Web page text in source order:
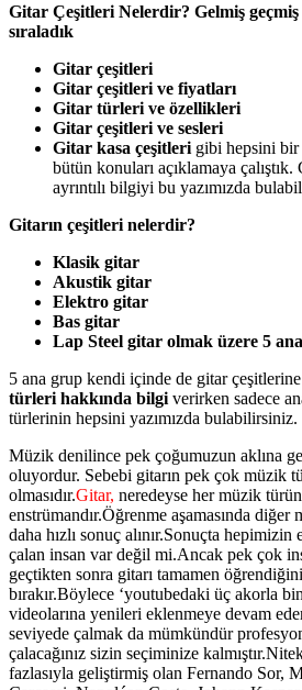
Gitar Çeşitleri Nelerdir? Gelmiş
sıraladık
Gitar çeşitleri
Gitar çeşitleri ve fiyatları
Gitar türleri ve özellikleri
Gitar çeşitleri ve sesleri
Gitar kasa çeşitleri gibi hepsini bir
bütün konuları açıklamaya
ayrıntılı bilgiyi bu yazımızda
Gitarın çeşitleri nelerdir?
Klasik gitar
Akustik gitar
Elektro gitar
Bas gitar
Lap Steel gitar olmak üzere 5
5 ana grup kendi içinde de gitar çeşitlerine
türleri hakkında bilgi verirken sadece
türlerinin hepsini yazımızda bulabilirsiniz.
Müzik denilince pek çoğumuzun aklına
oluyordur. Sebebi gitarın pek çok müzik
olmasıdır.Gitar, neredeyse her müzik
enstrümandır.Öğrenme aşamasında diğer
daha hızlı sonuç alınır.Sonuçta hepimizin
çalan insan var değil mi.Ancak pek çok
geçtikten sonra gitarı tamamen
bırakır.Böylece ‘youtubedaki üç akorla bin
videolarına yenileri eklenmeye devam
seviyede çalmak da mümkündür
çalacağınız sizin seçiminize
fazlasıyla geliştirmiş olan Fernando Sor,